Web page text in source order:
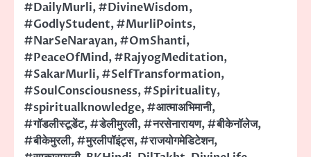
#DailyMurli,#DivineWisdom,
#GodlyStudent,#MurliPoints,
#NarSeNarayan,#OmShanti,
#PeaceOfMind,#RajyogMeditation,
#SakarMurli,#SelfTransformation,
#SoulConsciousness,#Spirituality,
#spiritualknowledge,#आत्माअभिमानी,
#गॉडलीस्टूडेंट,#डेलीमुरली,#नरसेनारायण,#बीकेनॉलेज,
#बीकेमुरली,#मुरलीपॉइंट्स,#राजयोगमेडिटेशन,